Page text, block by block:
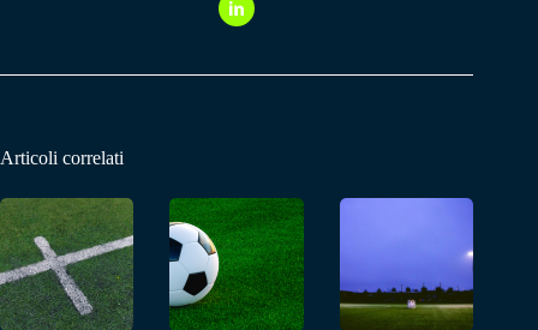
Articoli correlati